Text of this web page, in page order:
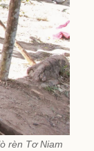
rèn Tơ Niam